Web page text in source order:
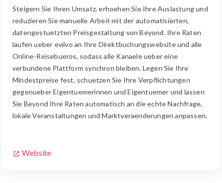
Steigern Sie Ihren Umsatz, erhoehen Sie Ihre Auslastung und
reduzieren Sie manuelle Arbeit mit der automatisierten,
datengestuetzten Preisgestaltung von Beyond. Ihre Raten
laufen ueber eviivo an Ihre Direktbuchungswebsite und alle
Online-Reisebueros, sodass alle Kanaele ueber eine
verbundene Plattform synchron bleiben. Legen Sie Ihre
Mindestpreise fest, schuetzen Sie Ihre Verpflichtungen
gegenueber Eigentuemerinnen und Eigentuemer und lassen
Sie Beyond Ihre Raten automatisch an die echte Nachfrage,
lokale Veranstaltungen und Marktveraenderungen anpassen.
Website